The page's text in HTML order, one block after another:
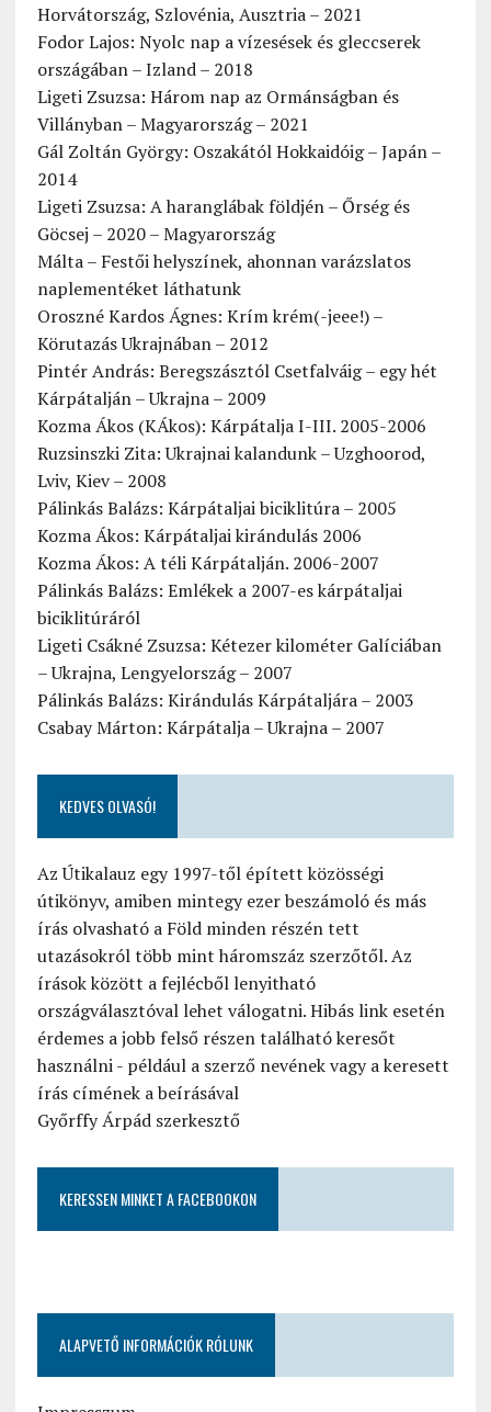
Horvátország, Szlovénia, Ausztria – 2021
Fodor Lajos: Nyolc nap a vízesések és gleccserek
országában – Izland – 2018
Ligeti Zsuzsa: Három nap az Ormánságban és
Villányban – Magyarország – 2021
Gál Zoltán György: Oszakától Hokkaidóig – Japán –
2014
Ligeti Zsuzsa: A haranglábak földjén – Őrség és
Göcsej – 2020 – Magyarország
Málta – Festői helyszínek, ahonnan varázslatos
naplementéket láthatunk
Oroszné Kardos Ágnes: Krím krém(-jeee!) –
Körutazás Ukrajnában – 2012
Pintér András: Beregszásztól Csetfalváig – egy hét
Kárpátalján – Ukrajna – 2009
Kozma Ákos (KÁkos): Kárpátalja I-III. 2005-2006
Ruzsinszki Zita: Ukrajnai kalandunk – Uzghoorod,
Lviv, Kiev – 2008
Pálinkás Balázs: Kárpátaljai biciklitúra – 2005
Kozma Ákos: Kárpátaljai kirándulás 2006
Kozma Ákos: A téli Kárpátalján. 2006-2007
Pálinkás Balázs: Emlékek a 2007-es kárpátaljai
biciklitúráról
Ligeti Csákné Zsuzsa: Kétezer kilométer Galíciában
– Ukrajna, Lengyelország – 2007
Pálinkás Balázs: Kirándulás Kárpátaljára – 2003
Csabay Márton: Kárpátalja – Ukrajna – 2007
KEDVES OLVASÓ!
Az Útikalauz egy 1997-től épített közösségi
útikönyv, amiben mintegy ezer beszámoló és más
írás olvasható a Föld minden részén tett
utazásokról több mint háromszáz szerzőtől. Az
írások között a fejlécből lenyitható
országválasztóval lehet válogatni. Hibás link esetén
érdemes a jobb felső részen található keresőt
használni - például a szerző nevének vagy a keresett
írás címének a beírásával
Győrffy Árpád szerkesztő
KERESSEN MINKET A FACEBOOKON
ALAPVETŐ INFORMÁCIÓK RÓLUNK